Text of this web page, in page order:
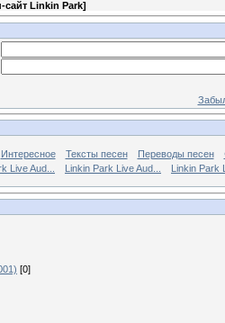
Linkin Park]
Интересное Тексты песен Переводы песен
Live Aud... Linkin Park Live Aud... Linkin Park
[0]